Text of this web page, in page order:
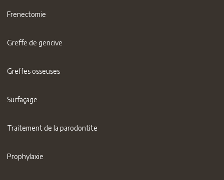
Frenectomie
Greffe de gencive
Greffes osseuses
Surfaçage
Traitement de la parodontite
Prophylaxie